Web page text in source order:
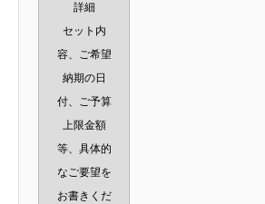
詳細
セット内
容、ご希望
納期の日
付、ご予算
上限金額
等、具体的
なご要望を
お書きくだ